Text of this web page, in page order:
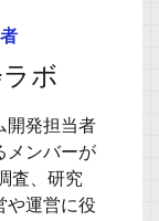
ボ
開発担当者
メンバーが
査、研究
や運営に役